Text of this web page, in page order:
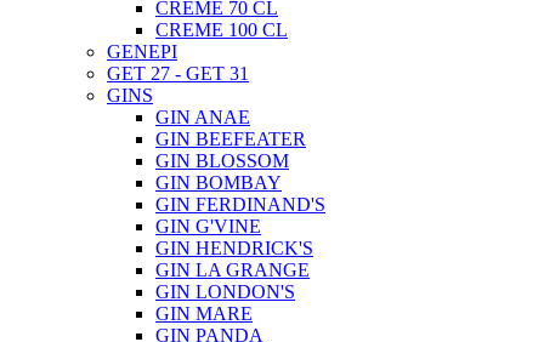
CREME 70 CL
CREME 100 CL
GENEPI
GET 27 - GET 31
GINS
GIN ANAE
GIN BEEFEATER
GIN BLOSSOM
GIN BOMBAY
GIN FERDINAND'S
GIN G'VINE
GIN HENDRICK'S
GIN LA GRANGE
GIN LONDON'S
GIN MARE
GIN PANDA